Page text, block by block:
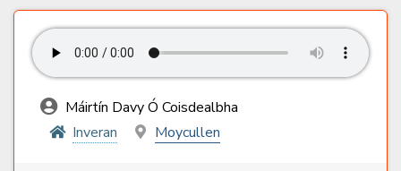
Máirtín Davy Ó Coisdealbha
Inveran
Moycullen